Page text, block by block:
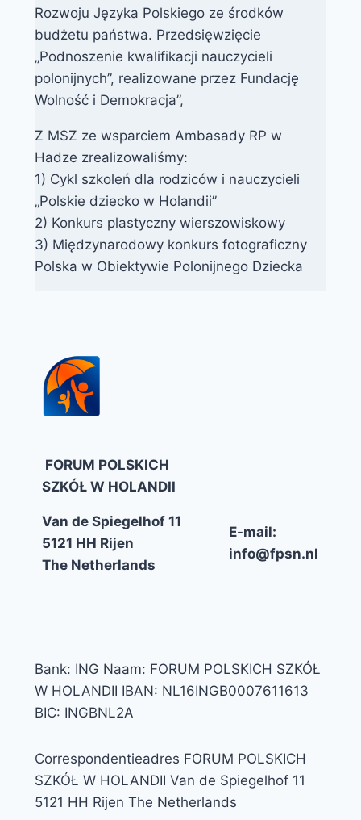
Rozwoju Języka Polskiego ze środków
budżetu państwa. Przedsięwzięcie
„Podnoszenie kwalifikacji nauczycieli
polonijnych”, realizowane przez Fundację
Wolność i Demokracja”,
Z MSZ ze wsparciem Ambasady RP w
Hadze zrealizowaliśmy:
1) Cykl szkoleń dla rodziców i nauczycieli
„Polskie dziecko w Holandii”
2) Konkurs plastyczny wierszowiskowy
3) Międzynarodowy konkurs fotograficzny
Polska w Obiektywie Polonijnego Dziecka
FORUM POLSKICH
SZKÓŁ W HOLANDII
Van de Spiegelhof 11
5121 HH Rijen
The Netherlands
E-mail:
info@fpsn.nl
Bank: ING Naam: FORUM POLSKICH SZKÓŁ
W HOLANDII IBAN: NL16INGB0007611613
BIC: INGBNL2A
Correspondentieadres FORUM POLSKICH
SZKÓŁ W HOLANDII Van de Spiegelhof 11
5121 HH Rijen The Netherlands